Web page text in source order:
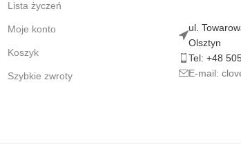
Lista życzeń
Moje konto
Koszyk
Szybkie zwroty
ul.
Olsztyn
Tel: +48
E-mail: